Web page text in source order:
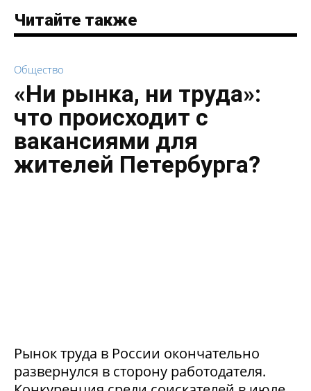
Читайте также
Общество
«Ни рынка, ни труда»:
что происходит с
вакансиями для
жителей Петербурга?
Рынок труда в России окончательно
развернулся в сторону работодателя.